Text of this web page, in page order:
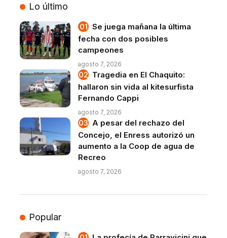
Lo último
Se juega mañana la última
fecha con dos posibles
campeones
agosto 7, 2026
Tragedia en El Chaquito:
hallaron sin vida al kitesurfista
Fernando Cappi
agosto 7, 2026
A pesar del rechazo del
Concejo, el Enress autorizó un
aumento a la Coop de agua de
Recreo
agosto 7, 2026
Popular